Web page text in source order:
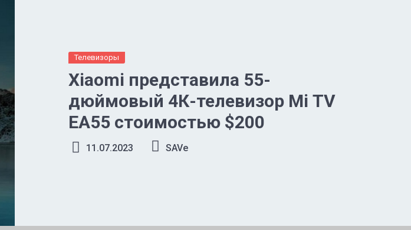
Телевизоры
Xiaomi представила 55-
дюймовый 4К-телевизор Mi TV
EA55 стоимостью $200
11.07.2023 SAVe